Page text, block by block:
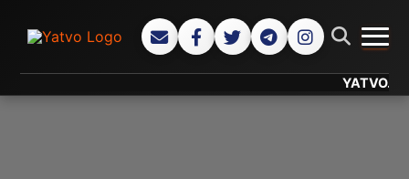
YATVO...